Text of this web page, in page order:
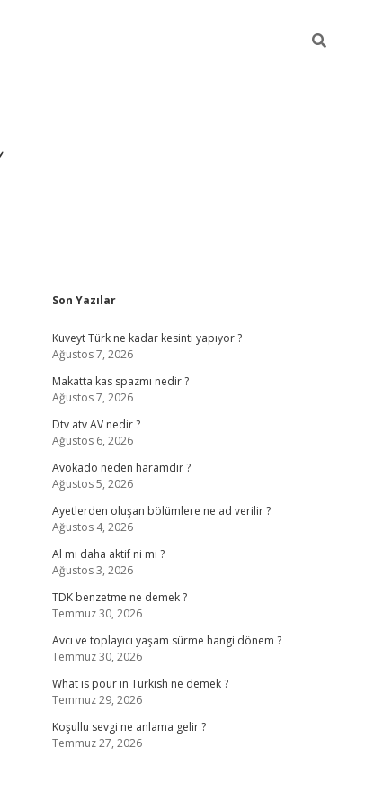
Sidebar
Son Yazılar
Kuveyt Türk ne kadar kesinti yapıyor ?
Ağustos 7, 2026
Makatta kas spazmı nedir ?
Ağustos 7, 2026
Dtv atv AV nedir ?
Ağustos 6, 2026
Avokado neden haramdır ?
Ağustos 5, 2026
Ayetlerden oluşan bölümlere ne ad verilir ?
Ağustos 4, 2026
Al mı daha aktif ni mi ?
Ağustos 3, 2026
TDK benzetme ne demek ?
Temmuz 30, 2026
Avcı ve toplayıcı yaşam sürme hangi dönem ?
Temmuz 30, 2026
What is pour in Turkish ne demek ?
Temmuz 29, 2026
Koşullu sevgi ne anlama gelir ?
Temmuz 27, 2026